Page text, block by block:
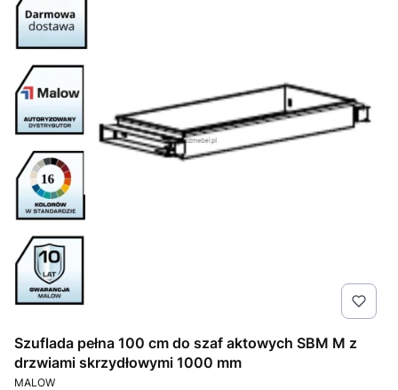
Szuflada pełna 100 cm do szaf aktowych SBM M z
drzwiami skrzydłowymi 1000 mm
PRODUCENT
MALOW